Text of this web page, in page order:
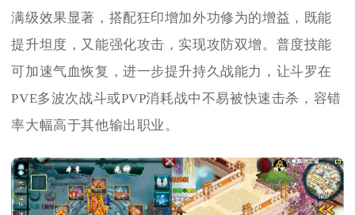
满级效果显著，搭配狂印增加外功修为的增益，既能
提升坦度，又能强化攻击，实现攻防双增。普度技能
可加速气血恢复，进一步提升持久战能力，让斗罗在
PVE多波次战斗或PVP消耗战中不易被快速击杀，容错
率大幅高于其他输出职业。